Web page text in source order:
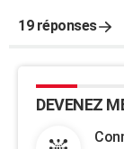
19 réponses
DEVENEZ